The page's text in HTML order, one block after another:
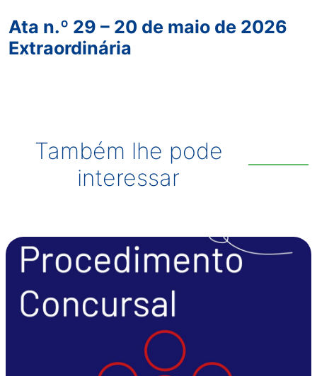
Ata n.º 29 – 20 de maio de 2026
Extraordinária
Também lhe pode
interessar